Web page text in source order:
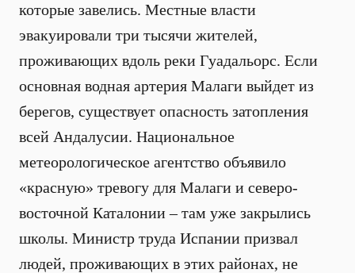
которые завелись. Местные власти
эвакуировали три тысячи жителей,
проживающих вдоль реки Гуадальорс. Если
основная водная артерия Малаги выйдет из
берегов, существует опасность затопления
всей Андалусии. Национальное
метеорологическое агентство объявило
«красную» тревогу для Малаги и северо-
восточной Каталонии – там уже закрылись
школы. Министр труда Испании призвал
людей, проживающих в этих районах, не